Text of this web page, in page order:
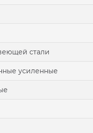
стали
усиленные